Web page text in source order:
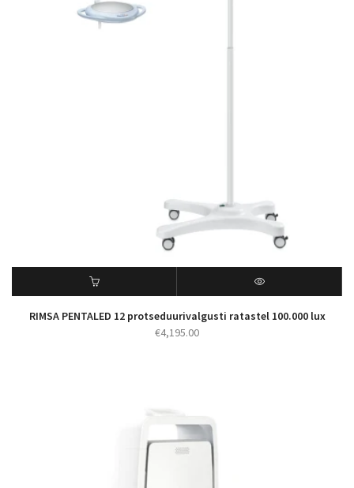
RIMSA PENTALED 12 protseduurivalgusti ratastel 100.000 lux
€4,195.00